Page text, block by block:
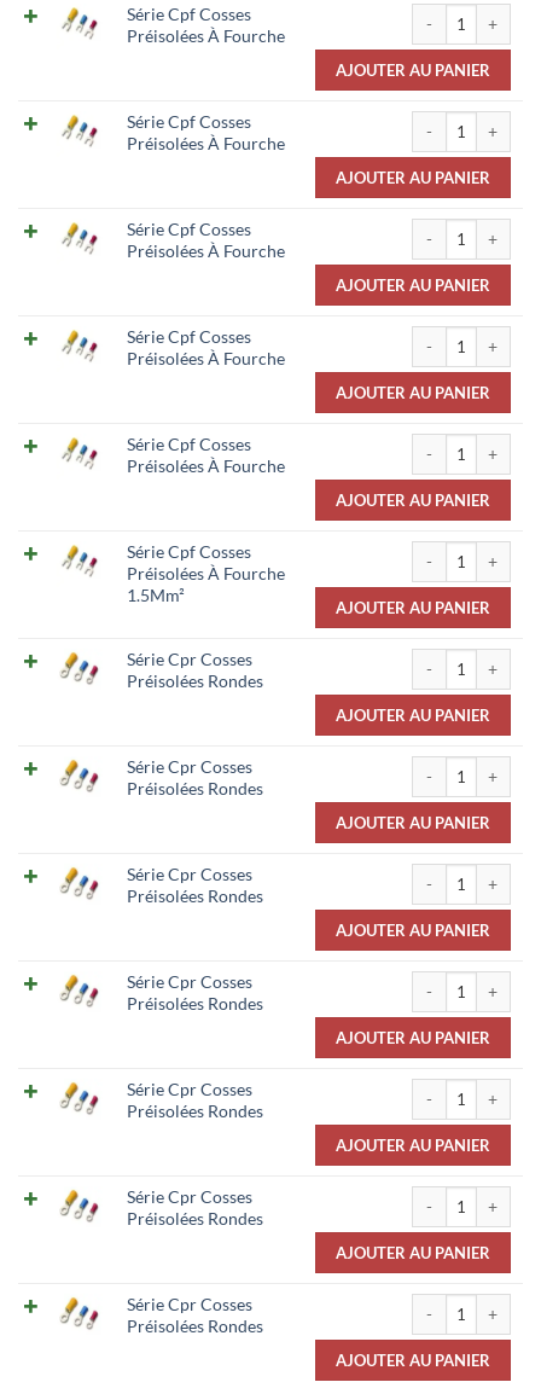
Série Cpf Cosses
Préisolées À Fourche
quantité de Série
AJOUTER AU PANIER
Série Cpf Cosses
Préisolées À Fourche
quantité de Série
AJOUTER AU PANIER
Série Cpf Cosses
Préisolées À Fourche
quantité de Série
AJOUTER AU PANIER
Série Cpf Cosses
Préisolées À Fourche
quantité de Série
AJOUTER AU PANIER
Série Cpf Cosses
Préisolées À Fourche
quantité de Série
AJOUTER AU PANIER
Série Cpf Cosses
Préisolées À Fourche
1.5Mm²
quantité de Série
AJOUTER AU PANIER
Série Cpr Cosses
Préisolées Rondes
quantité de Série
AJOUTER AU PANIER
Série Cpr Cosses
Préisolées Rondes
quantité de Série
AJOUTER AU PANIER
Série Cpr Cosses
Préisolées Rondes
quantité de Série
AJOUTER AU PANIER
Série Cpr Cosses
Préisolées Rondes
quantité de Série
AJOUTER AU PANIER
Série Cpr Cosses
Préisolées Rondes
quantité de Série
AJOUTER AU PANIER
Série Cpr Cosses
Préisolées Rondes
quantité de Série
AJOUTER AU PANIER
Série Cpr Cosses
Préisolées Rondes
quantité de Série
AJOUTER AU PANIER